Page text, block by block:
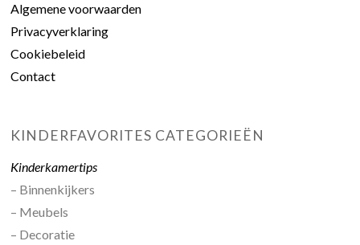
Algemene voorwaarden
Privacyverklaring
Cookiebeleid
Contact
KINDERFAVORITES CATEGORIEËN
Kinderkamertips
– Binnenkijkers
– Meubels
– Decoratie